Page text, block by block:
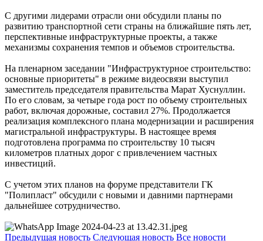
С другими лидерами отрасли они обсудили планы по
развитию транспортной сети страны на ближайшие пять лет,
перспективные инфраструктурные проекты, а также
механизмы сохранения темпов и объемов строительства.
На пленарном заседании "Инфраструктурное строительство:
основные приоритеты" в режиме видеосвязи выступил
заместитель председателя правительства Марат Хуснуллин.
По его словам, за четыре года рост по объему строительных
работ, включая дорожные, составил 27%. Продолжается
реализация комплексного плана модернизации и расширения
магистральной инфраструктуры. В настоящее время
подготовлена программа по строительству 10 тысяч
километров платных дорог с привлечением частных
инвестиций.
С учетом этих планов на форуме представители ГК
"Полипласт" обсудили с новыми и давними партнерами
дальнейшее сотрудничество.
Предыдущая новость Следующая новость Все новости